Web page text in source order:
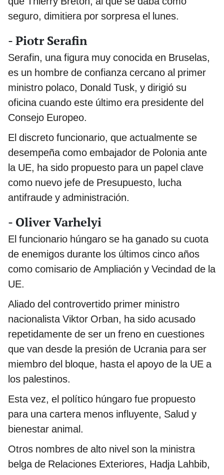
seguro, dimitiera por sorpresa el lunes.
- Piotr Serafin
Serafin, una figura muy conocida en Bruselas,
es un hombre de confianza cercano al primer
ministro polaco, Donald Tusk, y dirigió su
oficina cuando este último era presidente del
Consejo Europeo.
El discreto funcionario, que actualmente se
desempeña como embajador de Polonia ante
la UE, ha sido propuesto para un papel clave
como nuevo jefe de Presupuesto, lucha
antifraude y administración.
- Oliver Varhelyi
El funcionario húngaro se ha ganado su cuota
de enemigos durante los últimos cinco años
como comisario de Ampliación y Vecindad de la
UE.
Aliado del controvertido primer ministro
nacionalista Viktor Orban, ha sido acusado
repetidamente de ser un freno en cuestiones
que van desde la presión de Ucrania para ser
miembro del bloque, hasta el apoyo de la UE a
los palestinos.
Esta vez, el político húngaro fue propuesto
para una cartera menos influyente, Salud y
bienestar animal.
Otros nombres de alto nivel son la ministra
belga de Relaciones Exteriores, Hadja Lahbib,